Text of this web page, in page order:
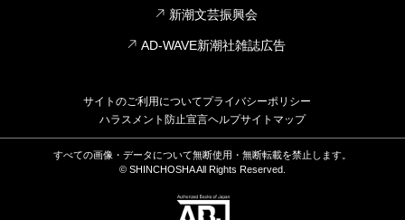
新潮文芸振興会
AD-WAVE新潮社雑誌広告
サイトのご利用についてプライバシーポリシー
ハラスメント防止宣言ヘルプサイトマップ
すべての画像・データについて無断使用・無断転載を禁止します。
© SHINCHOSHA All Rights Reserved.